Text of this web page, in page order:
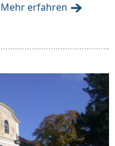
Mehr erfahren